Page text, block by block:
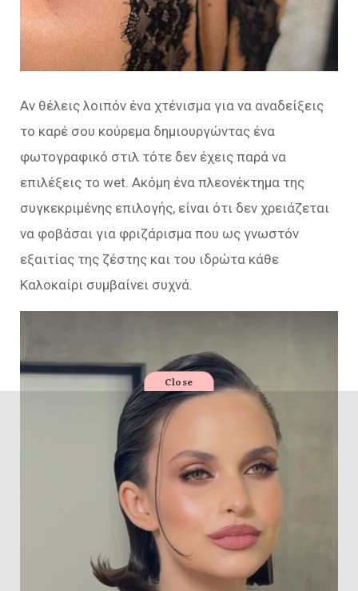
Αν θέλεις λοιπόν ένα χτένισμα για να αναδείξεις
το καρέ σου κούρεμα δημιουργώντας ένα
φωτογραφικό στιλ τότε δεν έχεις παρά να
επιλέξεις το wet. Ακόμη ένα πλεονέκτημα της
συγκεκριμένης επιλογής, είναι ότι δεν χρειάζεται
να φοβάσαι για φριζάρισμα που ως γνωστόν
εξαιτίας της ζέστης και του ιδρώτα κάθε
Καλοκαίρι συμβαίνει συχνά.
Close